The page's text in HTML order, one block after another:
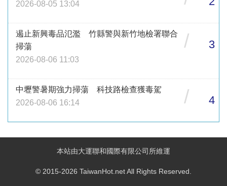
2026-08-05 13:04
遏止新興毒品氾濫 竹縣警與新竹地檢署聯合
掃蕩
2026-08-06 11:03
/ 3
中壢警暑期強力掃蕩 科技路檢查獲毒駕
2026-08-06 16:14
/ 4
本站由大運聯和國際有限公司所維運
© 2015-2026 TaiwanHot.net All Rights Reserved.